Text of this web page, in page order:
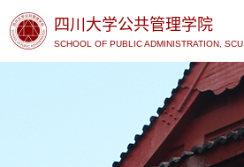
四川大学公共管理学院
SCHOOL OF PUBLIC ADMINISTRATION, SCU